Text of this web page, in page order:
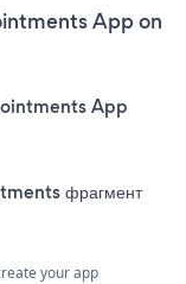
App on
App
фрагмент
your app